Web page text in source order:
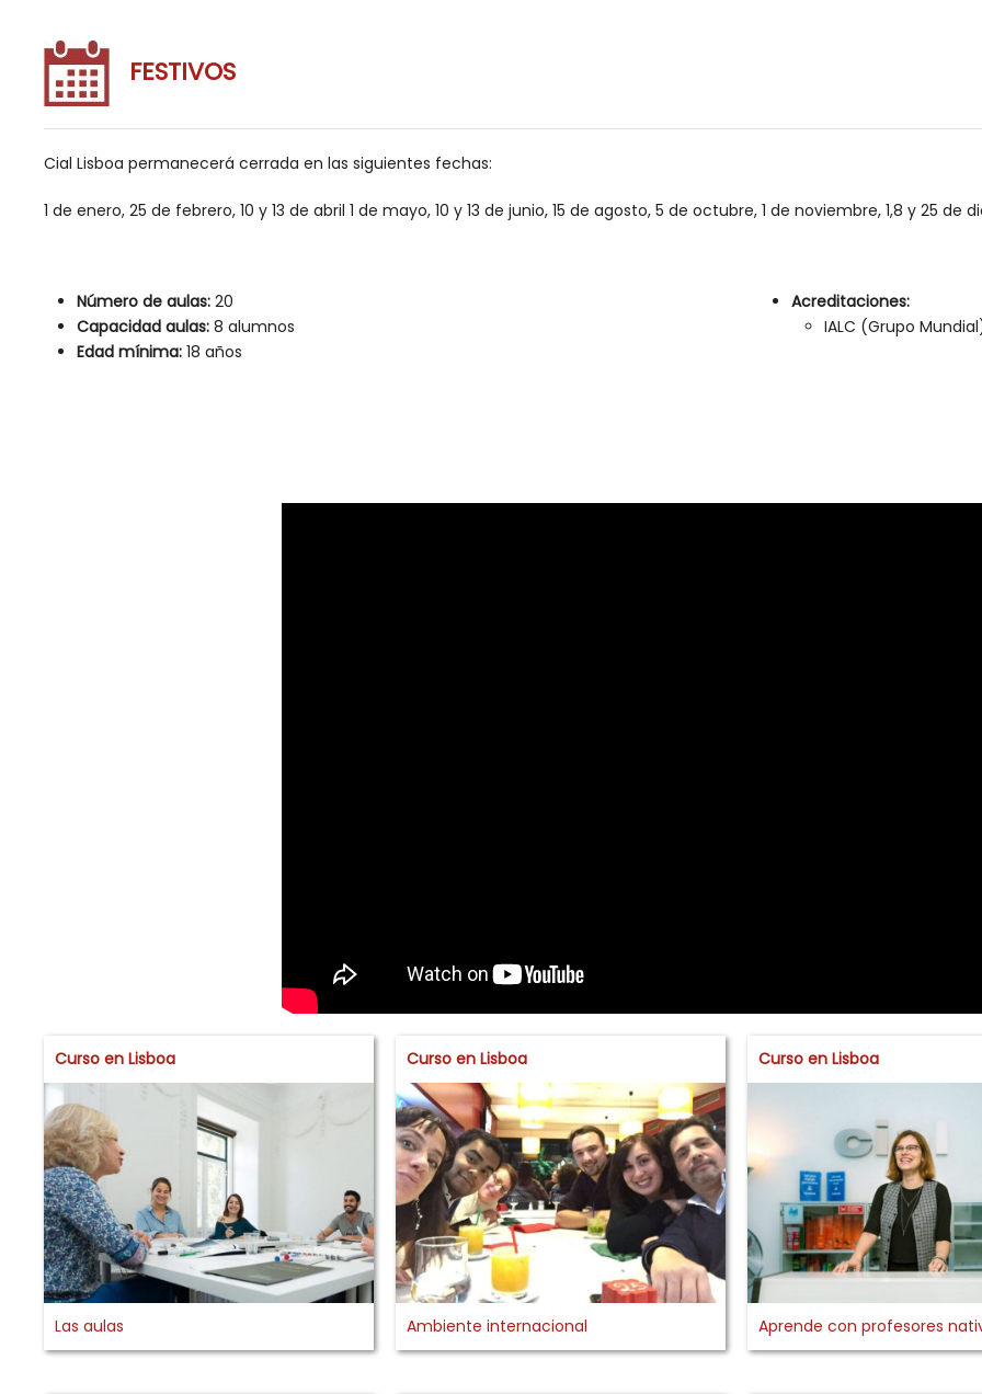
FESTIVOS
Cial Lisboa permanecerá cerrada en las siguientes fechas:
1 de enero, 25 de febrero, 10 y 13 de abril 1 de mayo, 10 y 13 de junio, 15 de agosto, 5 de octubre, 1 de noviembre, 1,8 y 25 de
Número de aulas: 20
Capacidad aulas: 8 alumnos
Edad mínima: 18 años
Acreditaciones:
IALC (Grupo
Curso en Lisboa
Las aulas
Curso en Lisboa
Ambiente internacional
Curso en Lisboa
Aprende con profesores